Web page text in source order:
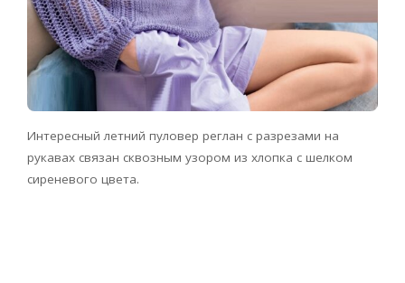
Интересный летний пуловер реглан с разрезами на
рукавах связан сквозным узором из хлопка с шелком
сиреневого цвета.